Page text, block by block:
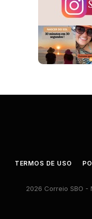
TERMOS DE USO
2026 Correio SBO -